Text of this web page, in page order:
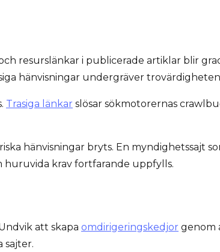
resurslänkar i publicerade artiklar blir
hänvisningar undergräver
Trasiga länkar slösar sökmotorernas
hänvisningar bryts. En myndighetssajt
huruvida krav fortfarande uppfylls.
att skapa omdirigeringskedjor genom
sajter.